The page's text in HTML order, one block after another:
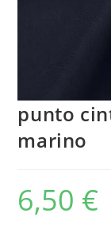
punto
marino
6,50 €